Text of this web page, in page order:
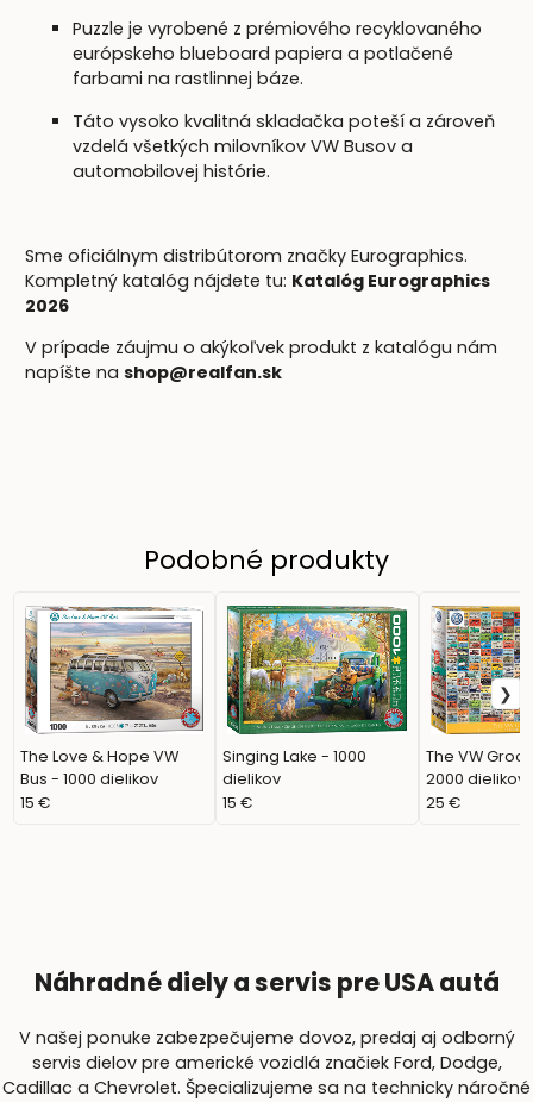
Puzzle je vyrobené z prémiového recyklovaného
európskeho blueboard papiera a potlačené
farbami na rastlinnej báze.
Táto vysoko kvalitná skladačka poteší a zároveň
vzdelá všetkých milovníkov VW Busov a
automobilovej histórie.
Sme oficiálnym distribútorom značky Eurographics.
Kompletný katalóg nájdete tu: Katalóg Eurographics
2026
V prípade záujmu o akýkoľvek produkt z katalógu nám
napíšte nashop@realfan.sk
Podobné produkty
The Love & Hope VW
Bus - 1000 dielikov
15 €
Singing Lake - 1000
dielikov
15 €
The VW
2000 dielikov
25 €
Náhradné diely a servis pre USA autá
V našej ponuke zabezpečujeme dovoz, predaj aj odborný
servis dielov pre americké vozidlá značiek Ford, Dodge,
Cadillac a Chevrolet. Špecializujeme sa na technicky náročné